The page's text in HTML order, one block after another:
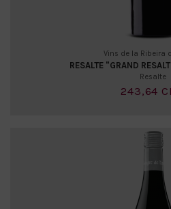
Vins de la Ribeira
RESALTE "GRAND
Resalte
243,64